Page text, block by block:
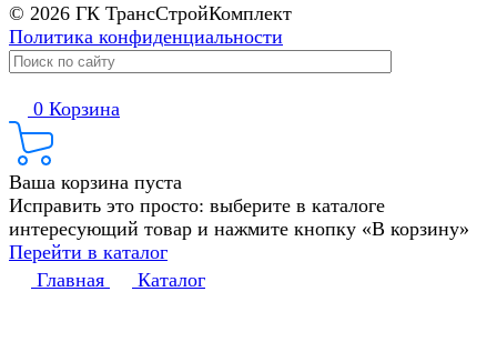
© 2026 ГК ТрансСтройКомплект
Политика конфиденциальности
0 Корзина
Ваша корзина пуста
Исправить это просто: выберите в каталоге
интересующий товар и нажмите кнопку «В корзину»
Перейти в каталог
Главная
Каталог